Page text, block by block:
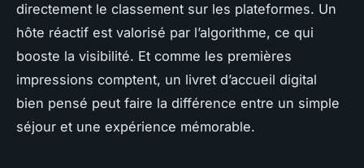
directement le classement sur les plateformes. Un
hôte réactif est valorisé par l’algorithme, ce qui
booste la visibilité. Et comme les premières
impressions comptent, un livret d’accueil digital
bien pensé peut faire la différence entre un simple
séjour et une expérience mémorable.